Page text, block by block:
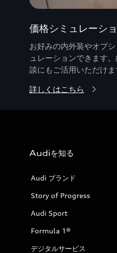
価格シミュレーシ
お好みの内外装やオプ
ュレーションできます
談にもご活用いただけま
詳しくはこちら
Audiを知る
Audi ブランド
Story of Progress
Audi Sport
Formula 1®
デジタルサービス